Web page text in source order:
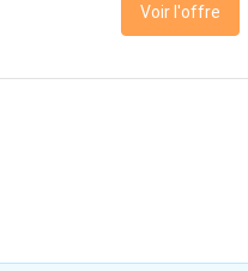
Voir l'offre